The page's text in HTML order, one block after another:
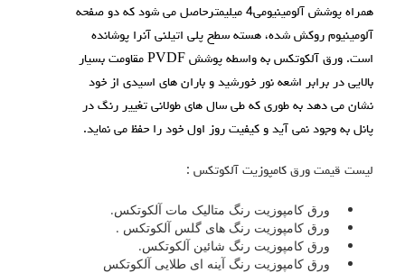
همراه پوشش آلومینیومی4 میلیمترحاصل می شود که دو صفحه
آلومینیوم روکش شده، هسته سطح پلی اتیلنی آنرا پوشانده
است. ورق آلکوتکس به واسطه پوشش PVDF مقاومت بسیار
بالایی در برابر اشعه نور خورشید و باران های اسیدی از خود
نشان می دهد به طوری که طی سال های طولانی تغییر رنگ در
پانل به وجود نمی آید و کیفیت روز اول خود را حفظ می نماید.
لیست قیمت ورق کامپوزیت آلکوتکس :
ورق کامپوزیت رنگ متالیک مات آلکوتکس.
ورق کامپوزیت رنگ های گلس آلکوتکس .
ورق کامپوزیت رنگ شائین آلکوتکس.
ورق کامپوزیت رنگ آینه ای طلایی آلکوتکس